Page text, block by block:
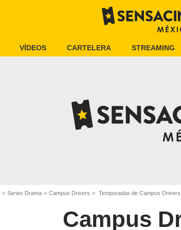
VÍDEOS CARTELERA STREAMING
Series Drama Campus Drivers Temporadas de Campus Drivers
Campus